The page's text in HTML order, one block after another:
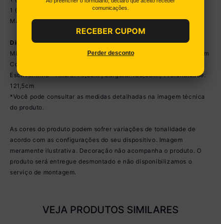
1 (uma) Escrivaninha de Canto
Manual de Montagem e Kit Ferragem
Dimensões do Produto Montado:
Minicama - Altura: 37cm | Largura: 153,5cm | Profundidade: 74cm
Colchão - Altura: 12cm | Largura: 150cm | Profundidade: 70cm
Escrivaninha - Altura: 74,5cm | Largura: 135,5cm | Profundidade:
121,5cm
*Você pode consultar as medidas detalhadas na imagem técnica
do produto.
As cores do produto podem sofrer variações de tonalidade de
acordo com as configurações do seu dispositivo. Imagem
meramente ilustrativa. Decoração não acompanha o produto. O
produto será entregue desmontado e não disponibilizamos o
serviço de montagem.
VEJA PRODUTOS SIMILARES
comunicações.
RECEBER CUPOM
Perder desconto